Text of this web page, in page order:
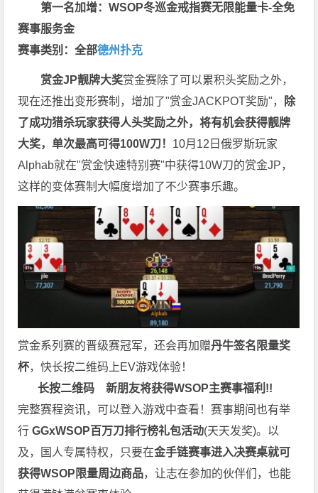
第一名加增：WSOP冬巡金戒指赛无限能量卡-全免
赛事服务金
赛事类别：全部德州扑克
赏金JP靓牌大奖赏金赛除了可以累积头奖励之外，
现在还推出变形赛制，增加了"赏金JACKPOT奖励"，
除
了成功猎杀玩家获得人头奖励之外，将有机会获得靓牌
大奖，单次最高可得100W刀！ 10月12日俄罗斯玩家
Alphab就在"赏金快速特别赛"中获得10W刀的赏金JP，
这样的变体赛制大幅度增加了不少赛事乐趣。
赏金系列赛的晋级赛冠军，还会再加赠丹牛签名限量奖
杯，快长按二维码上EV游戏体验！
长按二维码新朋友将获得WSOP主赛事福利!!
完整赛程资讯，可以登入游戏中查看！赛事期间也有举
行 GGxWSOP百万刀排行榜礼包活动(天天发奖)。以
及，国人专属特权，只要在金手链赛事进入决赛桌就可
获得WSOP限量周边商品，让志在参加的伙伴们，也能